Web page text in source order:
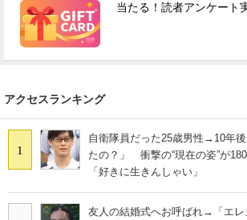
当たる！読者アンケート
アクセスランキング
1
自衛隊員だった25歳男性→10年
たの？」 衝撃の“現在の姿”が
「好きに生きんしゃい」
友人の結婚式へお呼ばれ→「エレ